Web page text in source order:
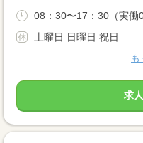
08：30〜17：30（実働
土曜日 日曜日 祝日
も
求